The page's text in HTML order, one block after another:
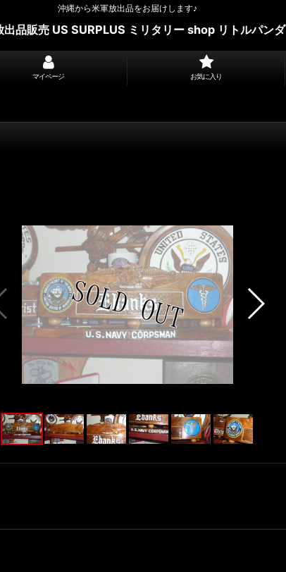
沖縄から米軍放出品をお届けします♪
出品販売 US SURPLUS ミリタリー shop リトルパンダ
マイページ お気に入り